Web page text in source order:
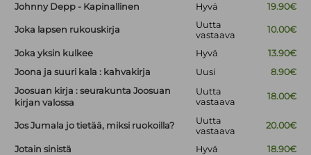
Johnny Depp - Kapinallinen
Hyvä 19.90€
Joka lapsen rukouskirja
Uutta
vastaava
10.00€
Joka yksin kulkee Hyvä
13.90€
Joona ja suuri kala : kahvakirja
Uusi
8.90€
Joosuan kirja : seurakunta Joosuan
kirjan valossa
Uutta
vastaava
18.00€
Jos Jumala jo tietää, miksi ruokoilla?
Uutta
vastaava
20.00€
Jotain sinistä Hyvä
18.90€